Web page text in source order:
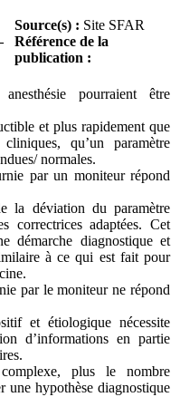
Source(s) : Site SFAR
Référence de la
publication :
pourraient être
et plus rapidement que
qu’un paramètre
normales.
par un moniteur répond
la déviation du paramètre
correctrices adaptées. Cet
démarche diagnostique et
à ce qui est fait pour
par le moniteur ne répond
et étiologique nécessite
d’informations en partie
plus le nombre
une hypothèse diagnostique